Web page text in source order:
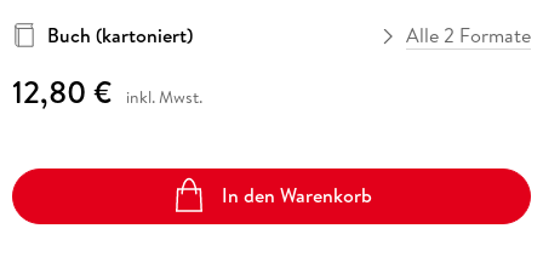
Buch (kartoniert)
Alle 2 Formate
12,80 € inkl. Mwst.
In den Warenkorb